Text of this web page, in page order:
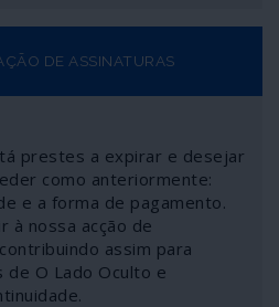
o mundo "civilizado" e a fina
DE ASSINATURAS
prestes a expirar e desejar
como anteriormente:
e a forma de pagamento.
à nossa acção de
assim para
O Lado Oculto e